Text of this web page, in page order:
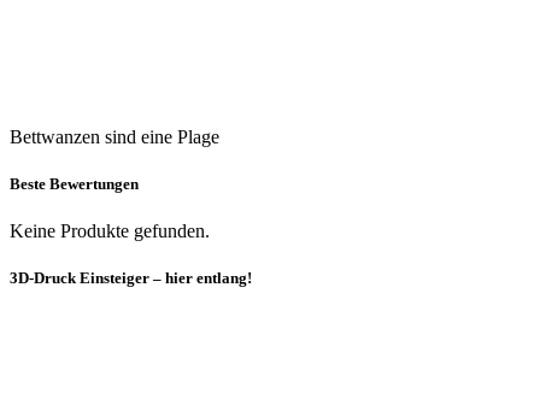
Bettwanzen sind eine Plage
Beste Bewertungen
Keine Produkte gefunden.
3D-Druck Einsteiger – hier entlang!